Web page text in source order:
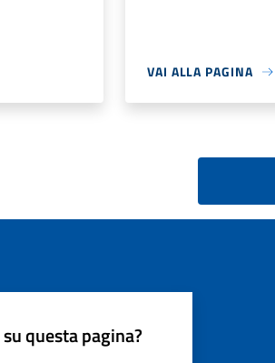
VAI ALLA PAGINA
questa pagina?